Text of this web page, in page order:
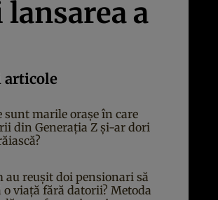
a
articole
sunt marile orașe în care
din Generația Z și-ar dori
au reușit doi pensionari să
o viață fără datorii? Metoda